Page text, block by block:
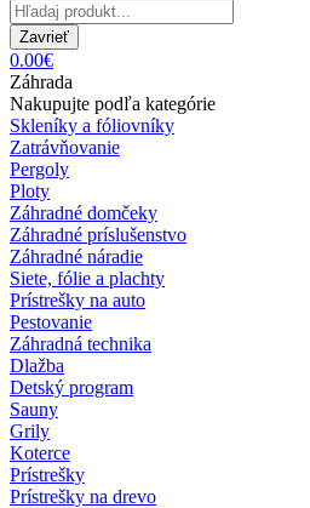
Zavrieť
0.00€
Záhrada
Nakupujte podľa kategórie
Skleníky a fóliovníky
Zatrávňovanie
Pergoly
Ploty
Záhradné domčeky
Záhradné príslušenstvo
Záhradné náradie
Siete, fólie a plachty
Prístrešky na auto
Pestovanie
Záhradná technika
Dlažba
Detský program
Sauny
Grily
Koterce
Prístrešky
Prístrešky na drevo